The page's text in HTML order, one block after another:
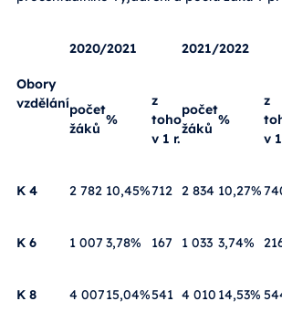
Obory
vzdělání
2020/2021 2021/2022
počet
žáků
%
z
toho
v 1 r.
počet
žáků
%
z
v
K 4 2 782 10,45%712 2 834 10,27%
K 6 1 007 3,78% 167 1 033 3,74%
K 8 4 00715,04%541 4 010 14,53%